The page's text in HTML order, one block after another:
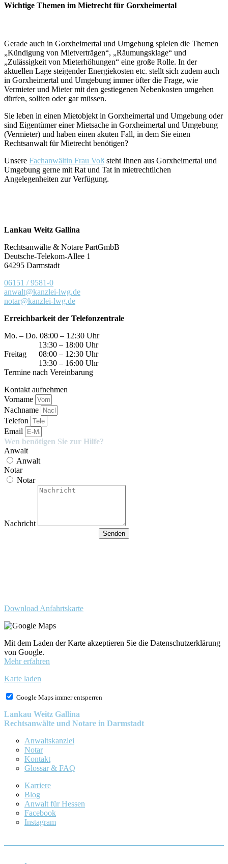
Wichtige Themen im Mietrecht für Gorxheimertal
Gerade auch in Gorxheimertal und Umgebung spielen die Themen
„Kündigung von Mietverträgen“, „Räumungsklage“ und
„Zulässigkeit von Mieterhöhungen“ eine große Rolle. In der
aktuellen Lage steigender Energiekosten etc. stellt sich zudem auch
in Gorxheimertal und Umgebung immer öfter die Frage, wie
Vermieter und Mieter mit den gestiegenen Nebenkosten umgehen
dürfen, sollten oder gar müssen.
Sie leben in einen Mietobjekt in Gorxheimertal und Umgebung oder
sind Eigentümer einer Mietsache in Gorxheimertal und Umgebung
(Vermieter) und haben einen akuten Fall, in dem Sie einen
Rechtsanwalt für Mietrecht benötigen?
Unsere Fachanwältin Frau Voß steht Ihnen aus Gorxheimertal und
Umgebung gerne mit Rat und Tat in mietrechtlichen
Angelegenheiten zur Verfügung.
Lankau Weitz Gallina
Rechtsanwälte & Notare PartGmbB
Deutsche-Telekom-Allee 1
64295 Darmstadt
06151 / 9581-0
anwalt@kanzlei-lwg.de
notar@kanzlei-lwg.de
Erreichbarkeit der Telefonzentrale
Mo. – Do. 08:00 – 12:30 Uhr
13:30 – 18:00 Uhr
Freitag 08:00 – 12:30 Uhr
13:30 – 16:00 Uhr
Termine nach Vereinbarung
Kontakt aufnehmen
Vorname
Nachname
Telefon
Email
Wen benötigen Sie zur Hilfe?
Anwalt
Anwalt
Notar
Notar
Nachricht
Senden
Download Anfahrtskarte
Mit dem Laden der Karte akzeptieren Sie die Datenschutzerklärung
von Google.
Mehr erfahren
Karte laden
Google Maps immer entsperren
Lankau Weitz Gallina
Rechtsanwälte und Notare in Darmstadt
Anwaltskanzlei
Notar
Kontakt
Glossar & FAQ
Karriere
Blog
Anwalt für Hessen
Facebook
Instagram